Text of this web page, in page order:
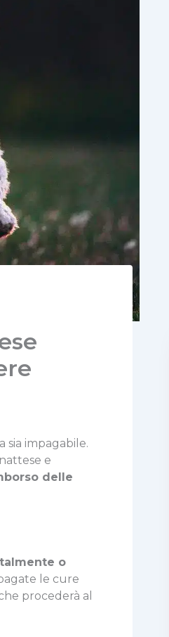
sia impagabile.
e
delle
o
le cure
procederà al